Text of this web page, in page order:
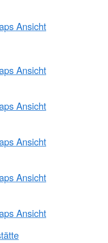
Ansicht
Ansicht
Ansicht
Ansicht
Ansicht
Ansicht